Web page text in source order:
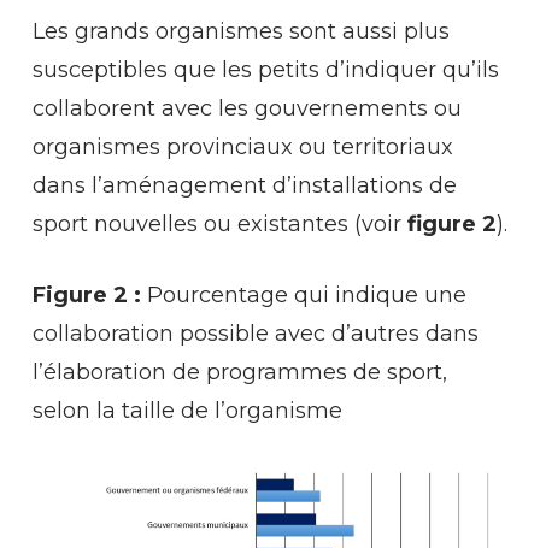
Les grands organismes sont aussi plus
susceptibles que les petits d’indiquer qu’ils
collaborent avec les gouvernements ou
organismes provinciaux ou territoriaux
dans l’aménagement d’installations de
sport nouvelles ou existantes (voir figure 2).
Figure 2 : Pourcentage qui indique une
collaboration possible avec d’autres dans
l’élaboration de programmes de sport,
selon la taille de l’organisme